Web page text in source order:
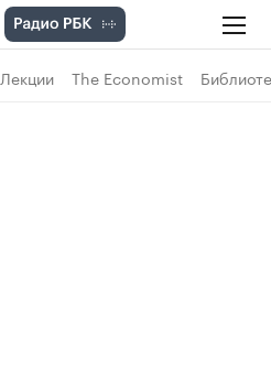
Лекции The Economist